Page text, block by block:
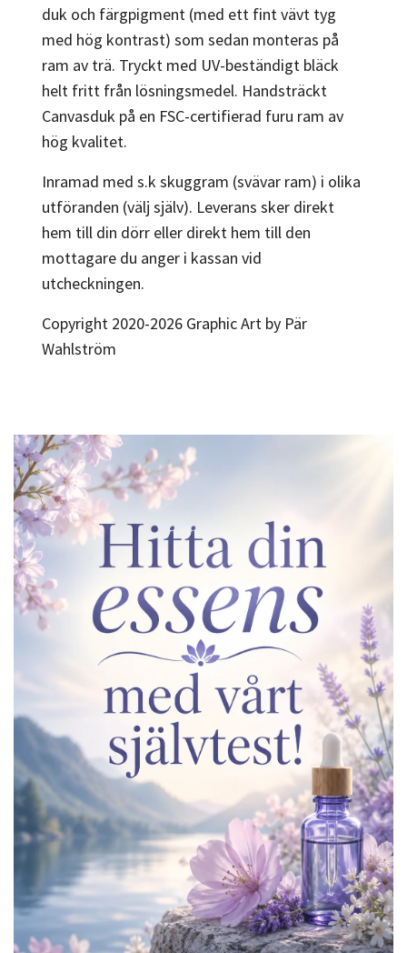
duk och färgpigment (med ett fint vävt tyg
med hög kontrast) som sedan monteras på
ram av trä. Tryckt med UV-beständigt bläck
helt fritt från lösningsmedel. Handsträckt
Canvasduk på en FSC-certifierad furu ram av
hög kvalitet.
Inramad med s.k skuggram (svävar ram) i olika
utföranden (välj själv). Leverans sker direkt
hem till din dörr eller direkt hem till den
mottagare du anger i kassan vid
utcheckningen.
Copyright 2020-2026 Graphic Art by Pär
Wahlström